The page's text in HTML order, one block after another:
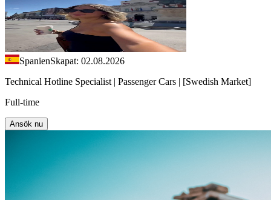
SpanienSkapat: 02.08.2026
Technical Hotline Specialist | Passenger Cars | [Swedish Market]
Full-time
Ansök nu